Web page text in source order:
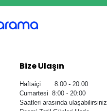
Bize Ulaşın
Haftaiçi 8:00 - 20:00
Cumartesi 8:00 - 20:00
Saatleri arasında ulaşabilirsiniz.